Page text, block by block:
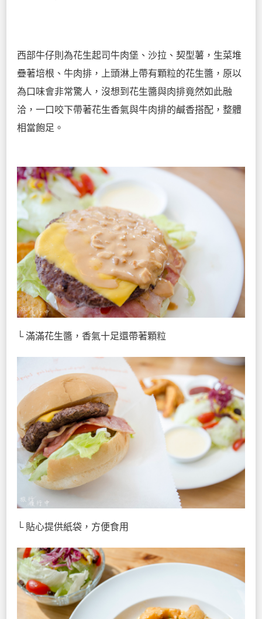
西部牛仔則為花生起司牛肉堡、沙拉、契型薯，生菜堆
疊著培根、牛肉排，上頭淋上帶有顆粒的花生醬，原以
為口味會非常驚人，沒想到花生醬與肉排竟然如此融
洽，一口咬下帶著花生香氣與牛肉排的鹹香搭配，整體
相當飽足。
└ 滿滿花生醬，香氣十足還帶著顆粒
└ 貼心提供紙袋，方便食用